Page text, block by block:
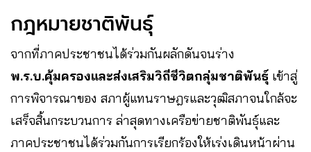
กฎหมายชาติพันธุ์
จากที่ภาคประชาชนได้ร่วมกันผลักดันจนร่าง​
พ.ร.บ.คุ้มครองและส่งเสริมวิถีชีวิตกลุ่มชาติพันธุ์ เข้าสู่
การพิจารณาของ สภาผู้แทนราษฎรและวุฒิสภาจนใกล้จะ
เสร็จสิ้นกระบวนการ ​ล่าสุดทางเครือข่ายชาติพันธุ์และ
ภาคประชาชนได้ร่วมกันการเรียกร้องให้เร่งเดินหน้า​ผ่าน